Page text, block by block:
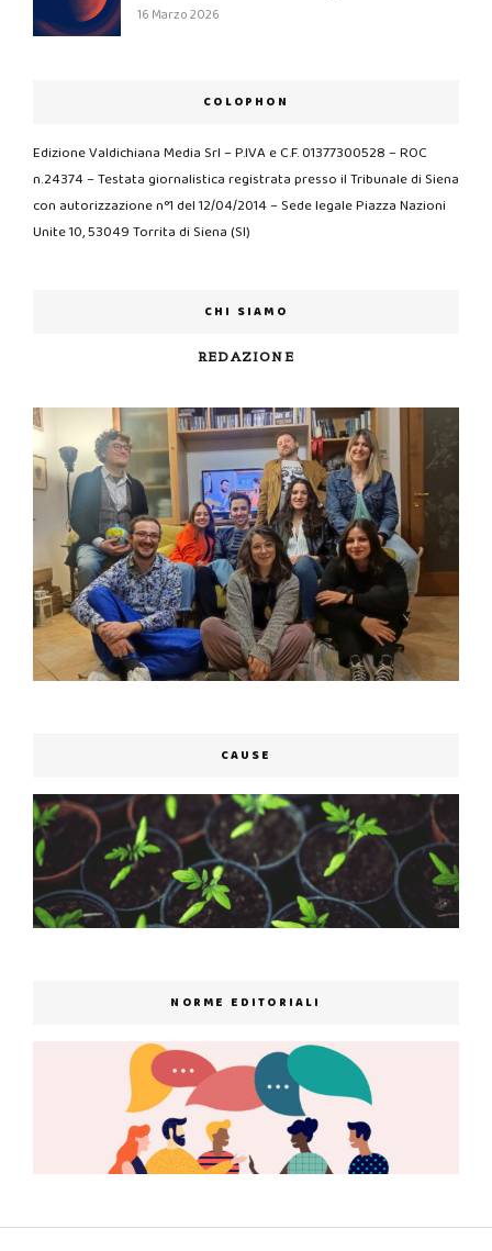
16 Marzo 2026
COLOPHON
Edizione Valdichiana Media Srl – P.IVA e C.F. 01377300528 – ROC
n.24374 – Testata giornalistica registrata presso il Tribunale di Siena
con autorizzazione n°1 del 12/04/2014 – Sede legale Piazza Nazioni
Unite 10, 53049 Torrita di Siena (SI)
CHI SIAMO
REDAZIONE
CAUSE
NORME EDITORIALI